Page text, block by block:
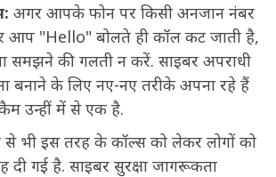
अगर आपके फोन पर किसी अनजान नंबर
"Hello" बोलते ही कॉल कट जाती है,
समझने की गलती न करें. साइबर अपराधी
बनाने के लिए नए-नए तरीके अपना रहे हैं
उन्हीं में से एक है.
से भी इस तरह के कॉल्स को लेकर लोगों को
दी गई है. साइबर सुरक्षा जागरूकता